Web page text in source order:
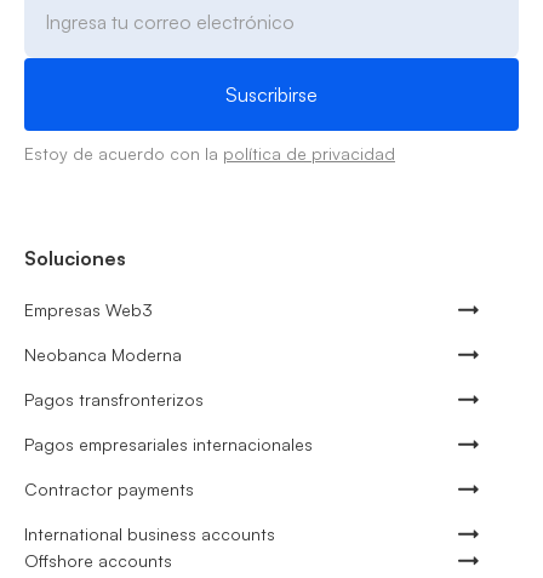
Estoy de acuerdo con la política de privacidad
Soluciones
Empresas Web3
Neobanca Moderna
Pagos transfronterizos
Pagos empresariales internacionales
Contractor payments
International business accounts
Offshore accounts